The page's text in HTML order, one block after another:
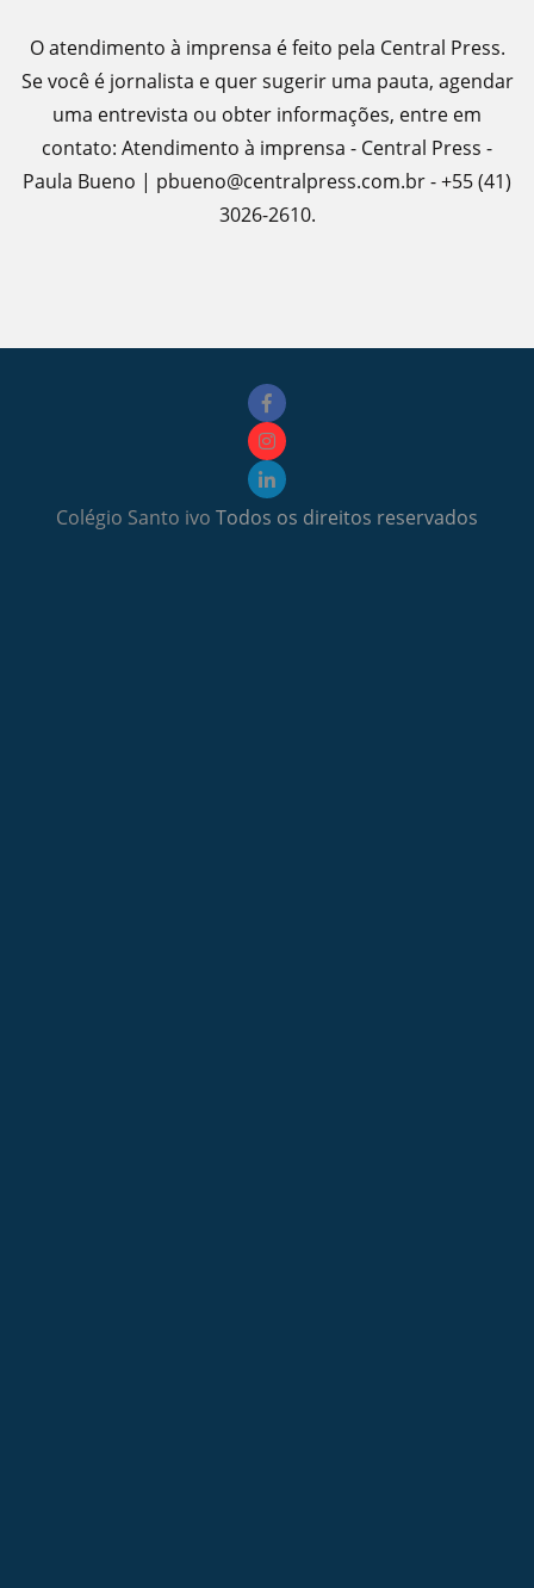
O atendimento à imprensa é feito pela Central Press.
Se você é jornalista e quer sugerir uma pauta, agendar
uma entrevista ou obter informações, entre em
contato: Atendimento à imprensa - Central Press -
Paula Bueno | pbueno@centralpress.com.br - +55 (41)
3026-2610.
Colégio Santo ivo Todos os direitos reservados